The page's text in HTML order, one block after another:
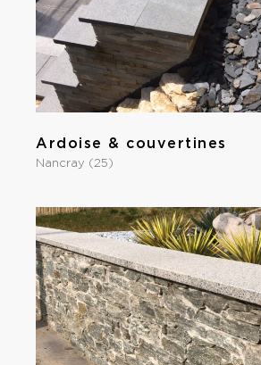
Ardoise & couvertines
Nancray (25)